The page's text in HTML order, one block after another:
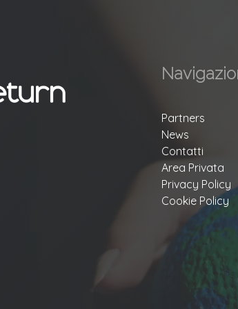
Partners
News
Contatti
Area Privata
Privacy Policy
Cookie Policy